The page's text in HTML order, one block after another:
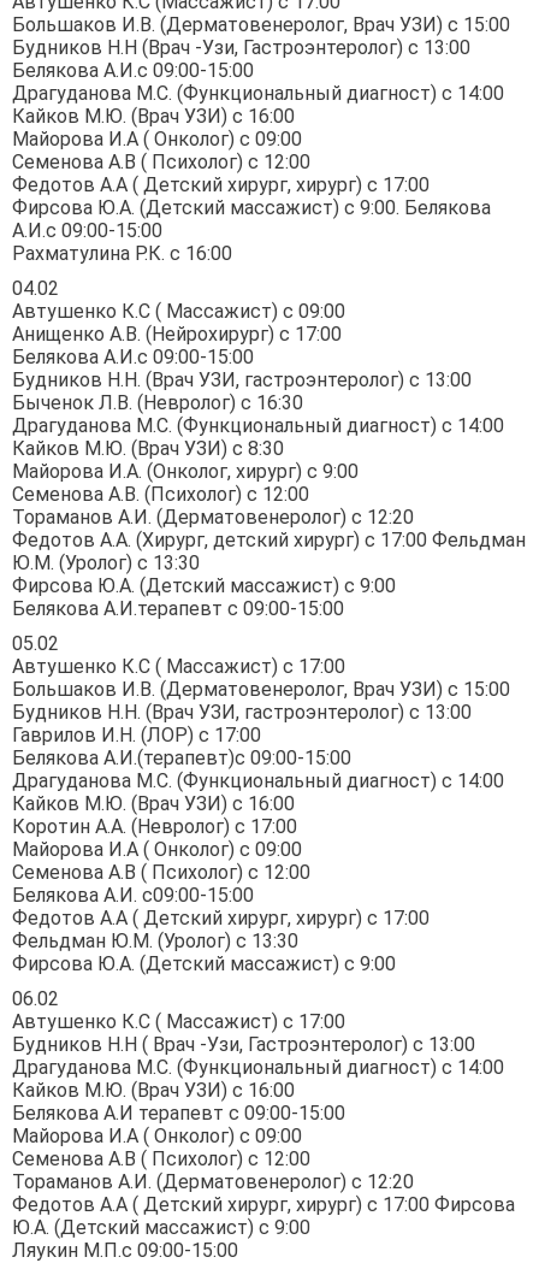
Большаков И.В. (Дерматовенеролог, Врач УЗИ) с 15:00
Будников Н.Н (Врач -Узи, Гастроэнтеролог) с 13:00
Белякова А.И.с 09:00-15:00
Драгуданова М.С. (Функциональный диагност) с 14:00
Кайков М.Ю. (Врач УЗИ) с 16:00
Майорова И.А ( Онколог) с 09:00
Семенова А.В ( Психолог) с 12:00
Федотов А.А ( Детский хирург, хирург) с 17:00
Фирсова Ю.А. (Детский массажист) с 9:00. Белякова
А.И.с 09:00-15:00
Рахматулина Р.К. с 16:00
04.02
Автушенко К.С ( Массажист) с 09:00
Анищенко А.В. (Нейрохирург) с 17:00
Белякова А.И.с 09:00-15:00
Будников Н.Н. (Врач УЗИ, гастроэнтеролог) с 13:00
Быченок Л.В. (Невролог) с 16:30
Драгуданова М.С. (Функциональный диагност) с 14:00
Кайков М.Ю. (Врач УЗИ) с 8:30
Майорова И.А. (Онколог, хирург) с 9:00
Семенова А.В. (Психолог) с 12:00
Тораманов А.И. (Дерматовенеролог) с 12:20
Федотов А.А. (Хирург, детский хирург) с 17:00 Фельдман
Ю.М. (Уролог) с 13:30
Фирсова Ю.А. (Детский массажист) с 9:00
Белякова А.И.терапевт с 09:00-15:00
05.02
Автушенко К.С ( Массажист) с 17:00
Большаков И.В. (Дерматовенеролог, Врач УЗИ) с 15:00
Будников Н.Н. (Врач УЗИ, гастроэнтеролог) с 13:00
Гаврилов И.Н. (ЛОР) с 17:00
Белякова А.И.(терапевт)с 09:00-15:00
Драгуданова М.С. (Функциональный диагност) с 14:00
Кайков М.Ю. (Врач УЗИ) с 16:00
Коротин А.А. (Невролог) с 17:00
Майорова И.А ( Онколог) с 09:00
Семенова А.В ( Психолог) с 12:00
Белякова А.И. с09:00-15:00
Федотов А.А ( Детский хирург, хирург) с 17:00
Фельдман Ю.М. (Уролог) с 13:30
Фирсова Ю.А. (Детский массажист) с 9:00
06.02
Автушенко К.С ( Массажист) с 17:00
Будников Н.Н ( Врач -Узи, Гастроэнтеролог) с 13:00
Драгуданова М.С. (Функциональный диагност) с 14:00
Кайков М.Ю. (Врач УЗИ) с 16:00
Белякова А.И терапевт с 09:00-15:00
Майорова И.А ( Онколог) с 09:00
Семенова А.В ( Психолог) с 12:00
Тораманов А.И. (Дерматовенеролог) с 12:20
Федотов А.А ( Детский хирург, хирург) с 17:00 Фирсова
Ю.А. (Детский массажист) с 9:00
Ляукин М.П.с 09:00-15:00